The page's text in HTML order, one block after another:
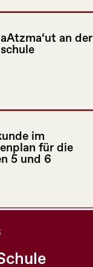
an der
im
für die
5 und 6